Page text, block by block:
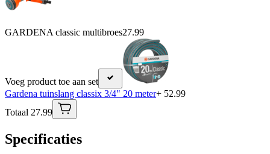
GARDENA classic multibroes27.99
Voeg product toe aan set
Gardena tuinslang classix 3/4" 20 meter+ 52.99
Totaal 27.99
Specificaties